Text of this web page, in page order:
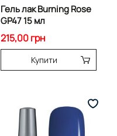
Гель лак Burning Rose
GP47 15 мл
215,00 грн
Купити